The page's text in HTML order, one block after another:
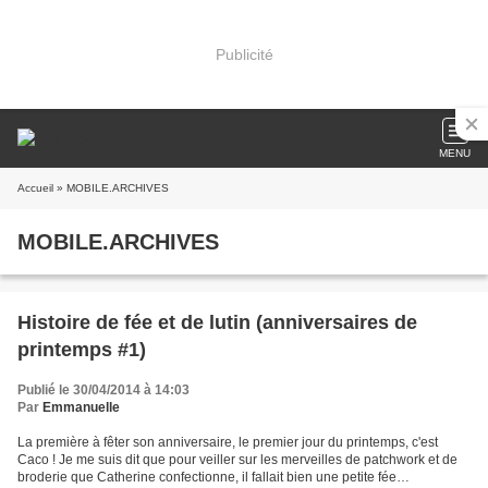
Publicité
MENU
Accueil » MOBILE.ARCHIVES
MOBILE.ARCHIVES
Histoire de fée et de lutin (anniversaires de
printemps #1)
Publié le 30/04/2014 à 14:03
Par Emmanuelle
La première à fêter son anniversaire, le premier jour du printemps, c'est
Caco ! Je me suis dit que pour veiller sur les merveilles de patchwork et de
broderie que Catherine confectionne, il fallait bien une petite fée